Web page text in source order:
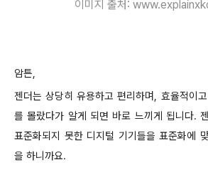
이미지 출처:
암튼,
젠더는 상당히 유용하고 편리하며, 효율적이
를 몰랐다가 알게 되면 바로 느끼게 됩니다.
표준화되지 못한 디지털 기기들을 표준화에
을 하니까요.